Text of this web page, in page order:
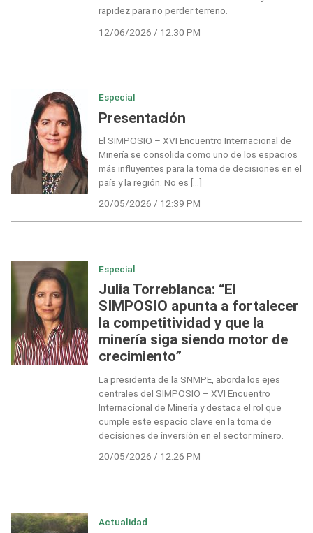
rapidez para no perder terreno.
12/06/2026 / 12:30 PM
Especial
Presentación
El SIMPOSIO – XVI Encuentro Internacional de
Minería se consolida como uno de los espacios
más influyentes para la toma de decisiones en el
país y la región. No es […]
20/05/2026 / 12:39 PM
Especial
Julia Torreblanca: “El
SIMPOSIO apunta a fortalecer
la competitividad y que la
minería siga siendo motor de
crecimiento”
La presidenta de la SNMPE, aborda los ejes
centrales del SIMPOSIO – XVI Encuentro
Internacional de Minería y destaca el rol que
cumple este espacio clave en la toma de
decisiones de inversión en el sector minero.
20/05/2026 / 12:26 PM
Actualidad